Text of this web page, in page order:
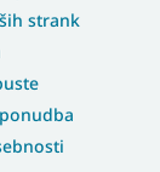
strank